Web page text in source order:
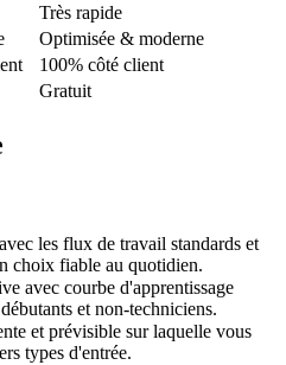
Très rapide
Optimisée & moderne
100% côté client
Gratuit
les flux de travail standards et
choix fiable au quotidien.
avec courbe d'apprentissage
et non-techniciens.
et prévisible sur laquelle vous
types d'entrée.